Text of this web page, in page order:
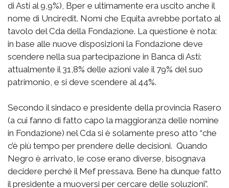
di Asti al 9,9%), Bper e ultimamente era uscito anche il
nome di Unciredit. Nomi che Equita avrebbe portato al
tavolo del Cda della Fondazione. La questione è nota:
in base alle nuove disposizioni la Fondazione deve
scendere nella sua partecipazione in Banca di Asti:
attualmente il 31,8% delle azioni vale il 79% del suo
patrimonio, e si deve scendere al 44%.
Secondo il sindaco e presidente della provincia Rasero
(a cui fanno di fatto capo la maggioranza delle nomine
in Fondazione) nel Cda si è solamente preso atto “che
c’è più tempo per prendere delle decisioni. Quando
Negro è arrivato, le cose erano diverse, bisognava
decidere perché il Mef pressava. Bene ha dunque fatto
il presidente a muoversi per cercare delle soluzioni”.